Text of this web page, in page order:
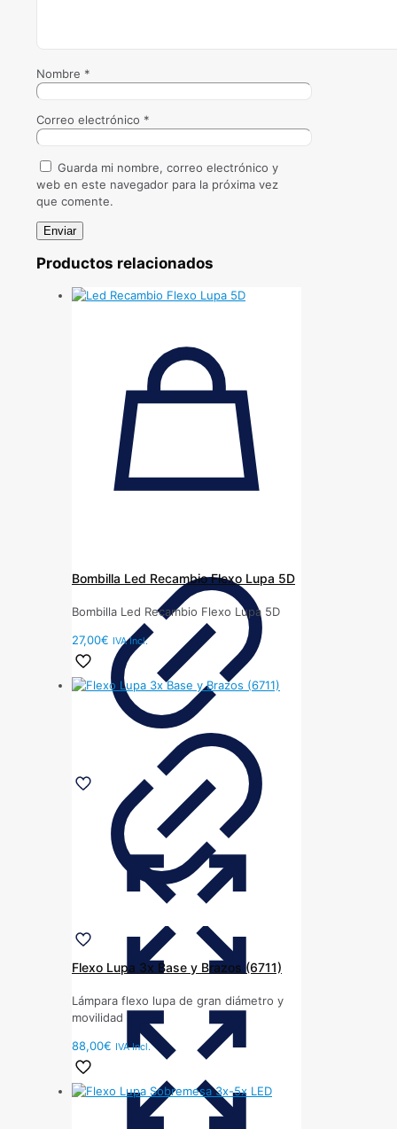
Nombre *
Correo electrónico *
Guarda mi nombre, correo electrónico y
web en este navegador para la próxima vez
que comente.
Productos relacionados
Bombilla Led Recambio Flexo Lupa 5D
Bombilla Led Recambio Flexo Lupa 5D
27,00€ IVA Incl.
Flexo Lupa 3x Base y Brazos (6711)
Lámpara flexo lupa de gran diámetro y
movilidad
88,00€ IVA Incl.